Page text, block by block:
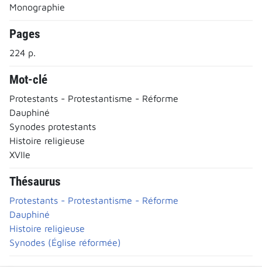
Monographie
Pages
224 p.
Mot-clé
Protestants - Protestantisme - Réforme
Dauphiné
Synodes protestants
Histoire religieuse
XVIIe
Thésaurus
Protestants - Protestantisme - Réforme
Dauphiné
Histoire religieuse
Synodes (Église réformée)